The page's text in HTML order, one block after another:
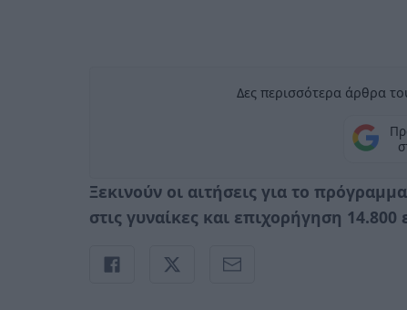
Δες περισσότερα άρθρα
Ξεκινούν οι αιτήσεις για το πρόγραμμα
στις γυναίκες και επιχορήγηση 14.800